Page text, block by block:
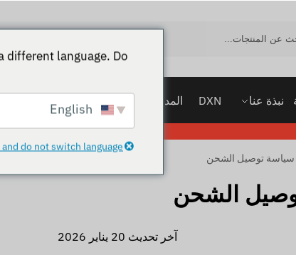
نبذة عنا DXN المدونة
يحصل أعضاء DXN على خصم يصل إلى 25% على جميع الطلبات.
سياسة توصيل الشحن
الشحن
آخر تحديث 20 يناير 2026
different language. Do
do not switch language